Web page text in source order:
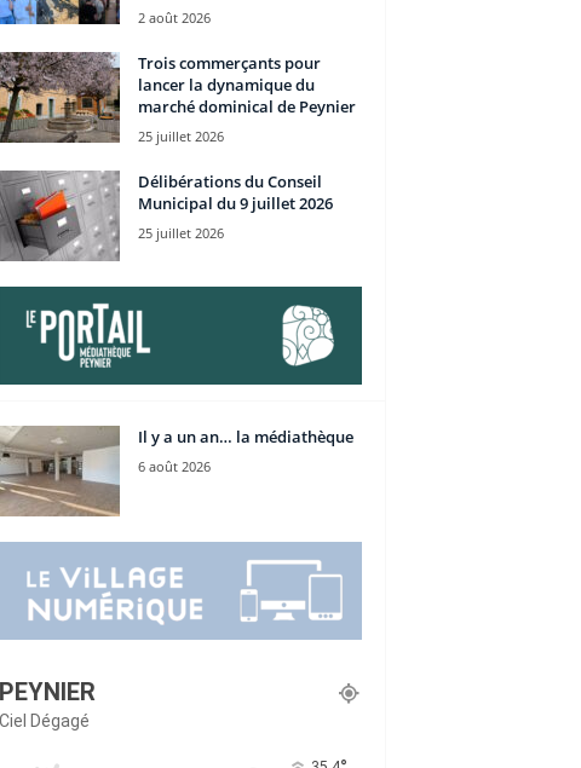
2 août 2026
Trois commerçants pour
lancer la dynamique du
marché dominical de Peynier
25 juillet 2026
Délibérations du Conseil
Municipal du 9 juillet 2026
25 juillet 2026
Il y a un an… la médiathèque
6 août 2026
PEYNIER
Ciel Dégagé